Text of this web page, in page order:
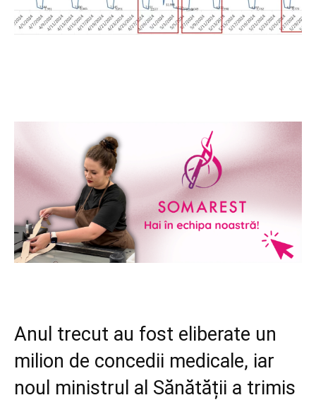
Anul trecut au fost eliberate un
milion de concedii medicale, iar
noul ministrul al Sănătății a trimis